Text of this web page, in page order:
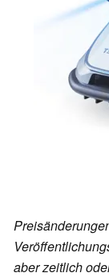
aber zeitlich